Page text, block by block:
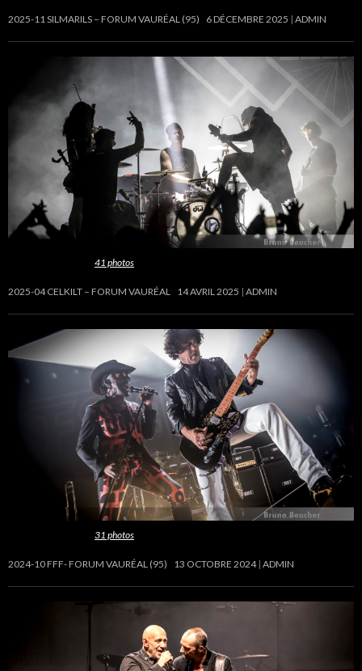
2025-11 SILMARILS – FORUM VAURÉAL (95) 6 DÉCEMBRE 2025 ADMIN
41 photos
2025-04 CELKILT – FORUM VAURÉAL 14 AVRIL 2025 ADMIN
31 photos
2024-10 FFF- FORUM VAURÉAL (95) 13 OCTOBRE 2024 ADMIN